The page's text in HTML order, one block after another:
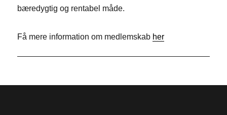
n
r
bæredygtig og rentabel måde.
Få mere information om medlemskab her